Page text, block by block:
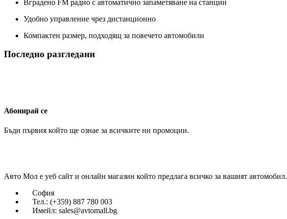
Вградено FM радио с автоматично запаметяване на станции
Удобно управление чрез дистанционно
Компактен размер, подходящ за повечето автомобили
Последно разгледани
Абонирай се
Бъди първия който ще ознае за всичките ни промоции.
Авто Мол е уеб сайт и онлайн магазин който предлага всичко за вашият автомобил.
София
Тел.: (+359) 887 780 003
Имейл: sales@avtomall.bg